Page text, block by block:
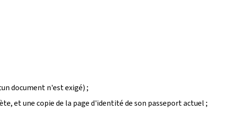
document n'est exigé) ;
et une copie de la page d'identité de son passeport actuel ;